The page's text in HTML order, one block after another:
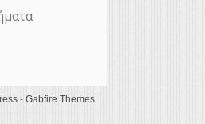
- Gabfire Themes